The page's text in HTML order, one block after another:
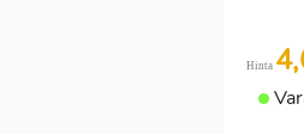
Hinta